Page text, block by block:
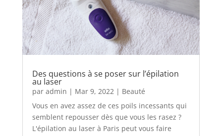
Des questions à se poser sur l’épilation
au laser
par admin | Mar 9, 2022 | Beauté
Vous en avez assez de ces poils incessants qui
semblent repousser dès que vous les rasez ?
L'épilation au laser à Paris peut vous faire